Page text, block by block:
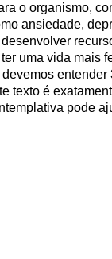
o organismo,
ansiedade,
uma vida mais
texto é
pode